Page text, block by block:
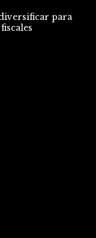
para